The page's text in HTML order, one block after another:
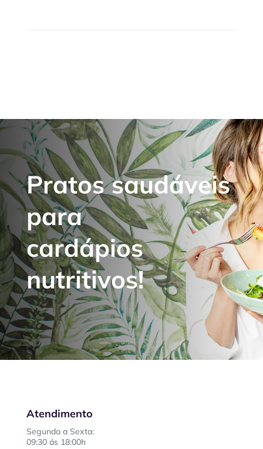
Pratos saudáveis
para
cardápios
nutritivos!
Atendimento
Segunda a Sexta:
09:30 ás 18:00h